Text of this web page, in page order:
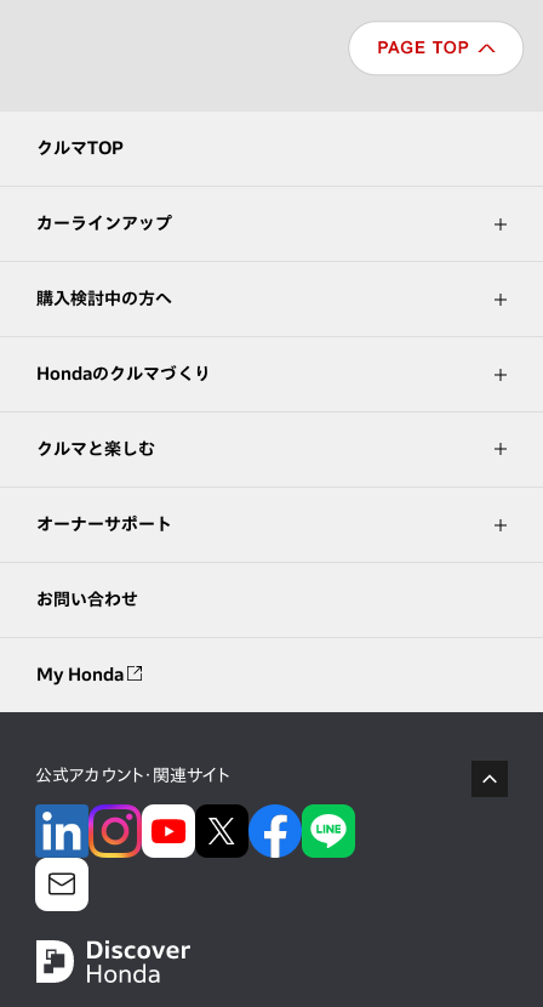
クルマTOP
カーラインアップ
購入検討中の方へ
Hondaのクルマづくり
クルマと楽しむ
オーナーサポート
お問い合わせ
My Honda
公式アカウント・関連サイト